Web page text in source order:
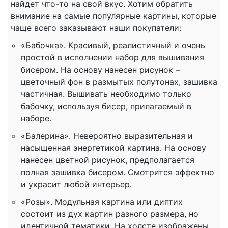
найдет что-то на свой вкус. Хотим обратить
внимание на самые популярные картины, которые
чаще всего заказывают наши покупатели:
«Бабочка». Красивый, реалистичный и очень
простой в исполнении набор для вышивания
бисером. На основу нанесен рисунок –
цветочный фон в размытых полутонах, зашивка
частичная. Вышивать необходимо только
бабочку, используя бисер, прилагаемый в
наборе.
«Балерина». Невероятно выразительная и
насыщенная энергетикой картина. На основу
нанесен цветной рисунок, предполагается
полная зашивка бисером. Смотрится эффектно
и украсит любой интерьер.
«Розы». Модульная картина или диптих
состоит из дух картин разного размера, но
идентичной тематики. На холсте изображены